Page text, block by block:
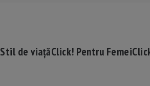
Stil de viațăClick! Pentru Femei